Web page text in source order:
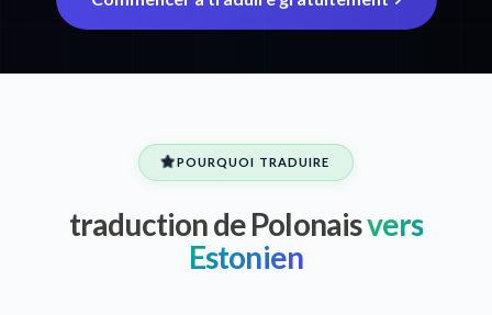
POURQUOI TRADUIRE
traduction de Polonaisvers
Estonien